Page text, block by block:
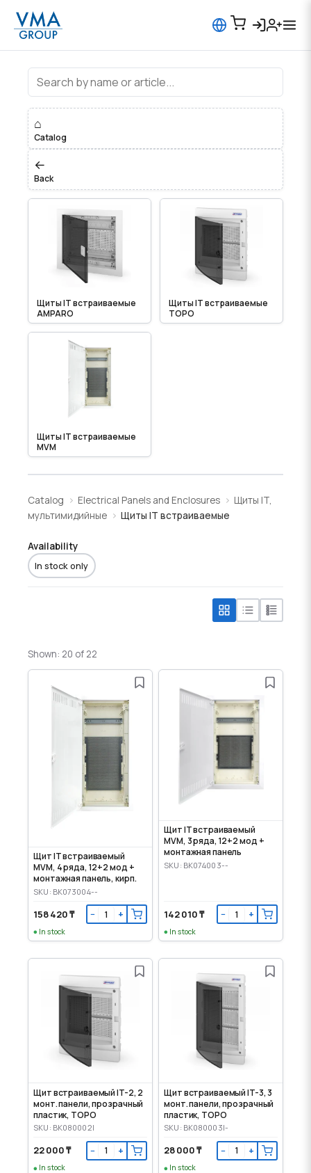
Щиты IT встраиваемые
⌂
Catalog
←
Back
Щиты IT встраиваемые
AMPARO
Щиты IT встраиваемые
TOPO
Щиты IT встраиваемые
MVM
Catalog Electrical Panels and Enclosures
Щиты IT,
мультимидийные
Щиты IT встраиваемые
Availability
In stock only
Shown: 20 of 22
Щит IT встраиваемый
MVM, 4 ряда, 12+2 мод +
монтажная панель, кирп.
SKU: BK073004--
158 420 ₸ − +
In stock
Щит IT встраиваемый
MVM, 3 ряда, 12+2 мод +
монтажная панель
SKU: BK074003--
142 010 ₸ − +
In stock
Щит встраиваемый IT-2, 2
монт. панели, прозрачный
пластик, TOPO
SKU: BK080002I
22 000 ₸ − +
In stock
Щит встраиваемый IT-3, 3
монт. панели, прозрачный
пластик, TOPO
SKU: BK080003I-
28 000 ₸ − +
In stock